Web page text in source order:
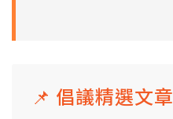
📌 倡議精選文章